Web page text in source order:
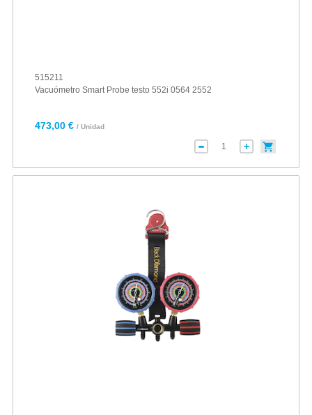
515211
Vacuómetro Smart Probe testo 552i 0564 2552
473,00 € / Unidad